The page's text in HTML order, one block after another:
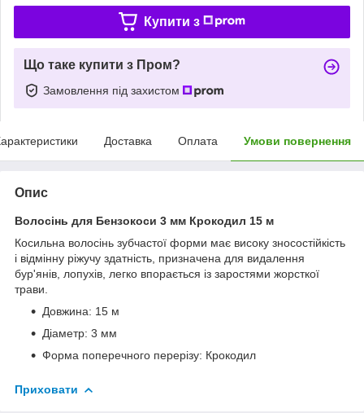
Купити з
Що таке купити з Пром?
Замовлення під захистом
Доставка Оплата Умови повернення
Опис
Волосінь для Бензокоси 3 мм Крокодил 15 м
Косильна волосінь зубчастої форми має високу зносостійкість
і відмінну ріжучу здатність, призначена для видалення
бур'янів, лопухів, легко впорається із заростями жорсткої
трави.
Довжина: 15 м
Діаметр: 3 мм
Форма поперечного перерізу: Крокодил
Приховати